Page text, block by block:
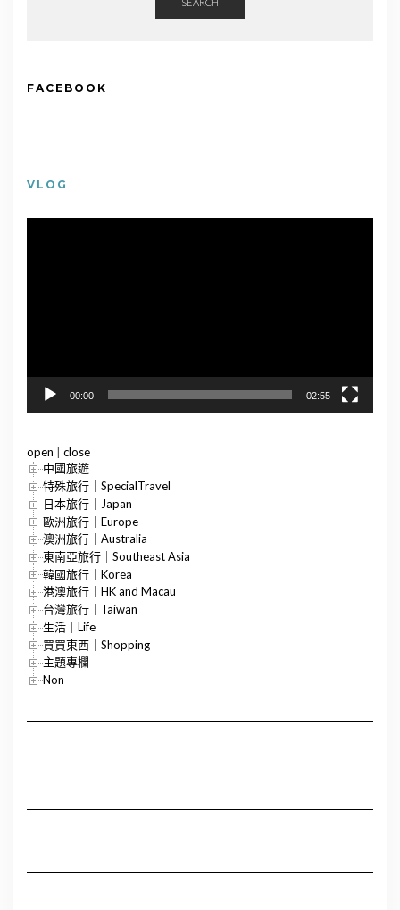
SEARCH
FACEBOOK
VLOG
00:00 02:55
open
close
中國旅遊
特殊旅行｜SpecialTravel
日本旅行｜Japan
歐洲旅行｜Europe
澳洲旅行｜Australia
東南亞旅行｜Southeast Asia
韓國旅行｜Korea
港澳旅行｜HK and Macau
台灣旅行｜Taiwan
生活｜Life
買買東西｜Shopping
主題專欄
Non